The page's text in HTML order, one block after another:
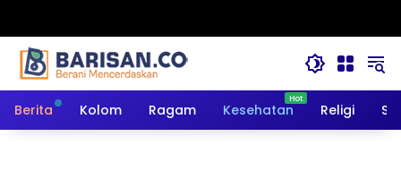
Berita Kolom Ragam Kesehatan Religi